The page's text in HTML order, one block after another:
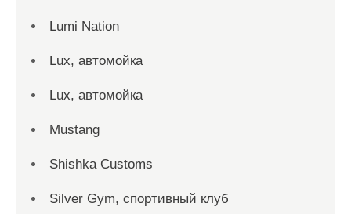
Lumi Nation
Lux, автомойка
Lux, автомойка
Mustang
Shishka Customs
Silver Gym, спортивный клуб